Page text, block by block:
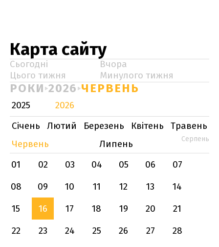
Карта сайту
Сьогодні
Вчора
Цього тижня
Минулого тижня
РОКИ 2026 ЧЕРВЕНЬ
2025
2026
Січень
Лютий Березень Квітень
Травень
Червень
Липень Серпень
01 02 03 04 05 06
07
08
09 10 11 12 13
14
15
16 17 18 19 20
21
22
23 24 25 26 27
28